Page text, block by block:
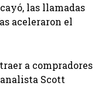
las llamadas
aceleraron el
a compradores
Scott